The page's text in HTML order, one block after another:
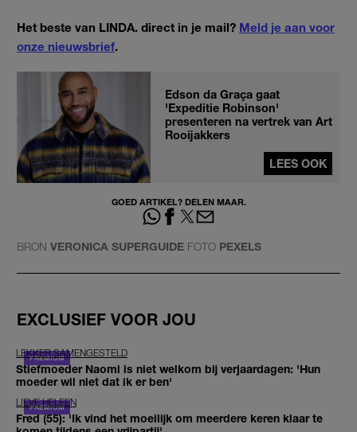
Het beste van LINDA. direct in je mail? Meld je aan voor
onze nieuwsbrief.
Edson da Graça gaat
'Expeditie Robinson'
presenteren na vertrek van Art
Rooijakkers
LEES OOK
GOED ARTIKEL? DELEN MAAR.
BRON VERONICA SUPERGUIDE FOTO PEXELS
EXCLUSIEF VOOR JOU
LEKKER SAMENGESTELD
Stiefmoeder Naomi is niet welkom bij verjaardagen: 'Hun
moeder wil niet dat ik er ben'
LIEVE HELEEN
Fred (55): 'Ik vind het moeilijk om meerdere keren klaar te